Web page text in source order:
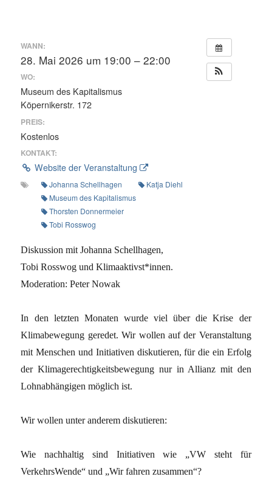
WANN:
28. Mai 2026 um 19:00 – 22:00
WO:
Museum des Kapitalismus
Köpernikerstr. 172
PREIS:
Kostenlos
KONTAKT:
Website der Veranstaltung
Johanna Schellhagen
Katja Diehl
Museum des Kapitalismus
Thorsten Donnermeier
Tobi Rosswog
Diskussion mit Johanna Schellhagen,
Tobi Rosswog und Klimaaktivst*innen.
Moderation: Peter Nowak
In den letzten Monaten wurde viel über die Krise der
Klimabewegung geredet. Wir wollen auf der Veranstaltung
mit Menschen und Initiativen diskutieren, für die ein Erfolg
der Klimagerechtigkeitsbewegung nur in Allianz mit den
Lohnabhängigen möglich ist.
Wir wollen unter anderem diskutieren:
Wie nachhaltig sind Initiativen wie „VW steht für
VerkehrsWende“ und „Wir fahren zusammen“?